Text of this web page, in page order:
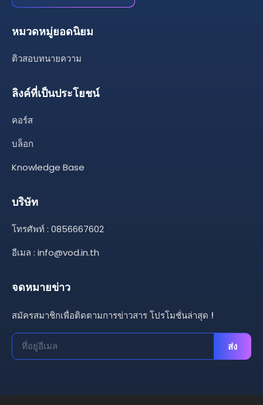
หมวดหมู่ยอดนิยม
ติวสอบทนายความ
ลิงค์ที่เป็นประโยชน์
คอร์ส
บล็อก
Knowledge Base
บริษัท
โทรศัพท์ : 0856667602
อีเมล : info@vod.in.th
จดหมายข่าว
สมัครสมาชิกเพื่อติดตามการข่าวสาร โปรโมชั่นล่าสุด !
ส่ง